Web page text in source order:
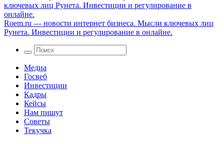
Roem.ru — новости интернет бизнеса. Мысли ключевых лиц
Рунета. Инвестиции и регулирование в онлайне.
Медиа
Госвеб
Инвестиции
Кадры
Кейсы
Нам пишут
Советы
Текучка